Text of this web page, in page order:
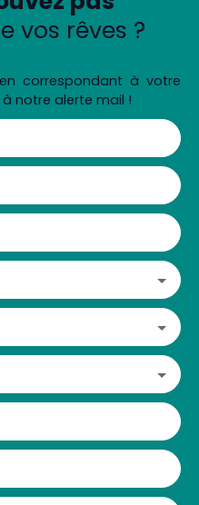
vos rêves ?
correspondant à votre
notre alerte mail !